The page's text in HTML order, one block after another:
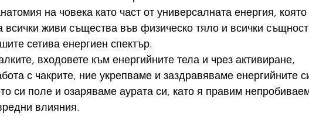
на човека като част от универсалната енергия,
всички живи същества във физическо тяло и всички
сетива енергиен спектър.
входовете към енергийните тела и чрез активиране,
с чакрите, ние укрепваме и заздравяваме енергийните
си поле и озаряваме аурата си, като я правим
влияния.